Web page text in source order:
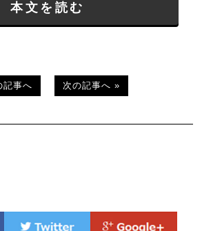
本文を読む
記事へ 次の記事へ »